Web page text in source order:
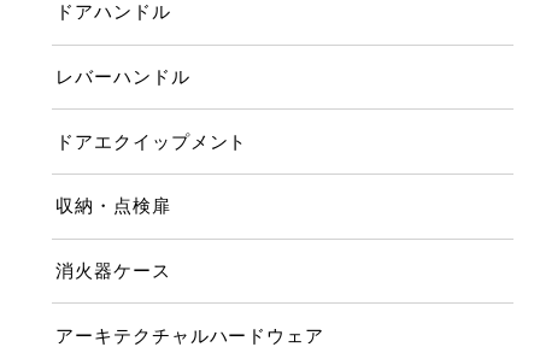
ドアハンドル
レバーハンドル
ドアエクイップメント
収納・点検扉
消火器ケース
アーキテクチャルハードウェア